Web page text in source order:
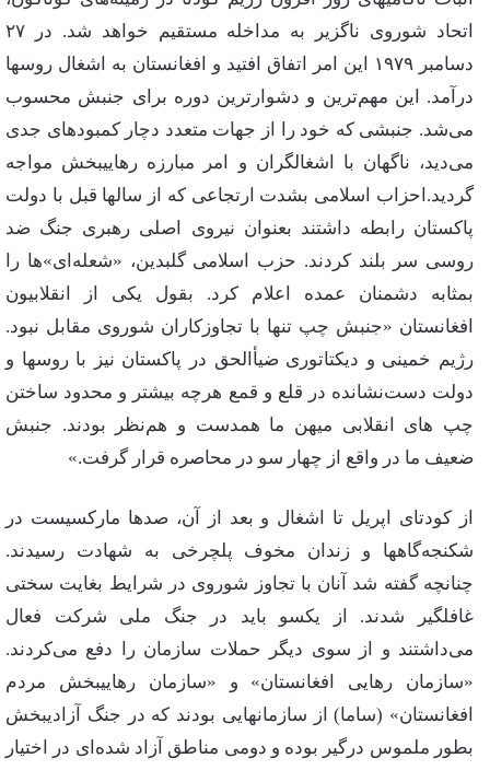
اتحاد شوروی‌ ناگزیر به‌ مداخله‌ مستقیم‌ خواهد شد. در ۲۷
دسامبر ۱۹۷۹ این‌ امر اتفاق‌ افتید و افغانستان‌ به‌ اشغال‌ روسها
درآمد. این‌ مهم‌ترین‌ و دشوارترین‌ دوره‌ برای‌ جنبش‌ محسوب‌
می‌شد. جنبشی‌ كه‌ خود را از جهات‌ متعدد دچار كمبودهای‌ جدی‌
می‌دید، ناگهان‌ با اشغالگران‌ و امر مبارزه‌ رهاییبخش‌ مواجه‌
گردید.احزاب‌ اسلامی‌ بشدت‌ ارتجاعی‌ كه‌ از سالها قبل‌ با دولت‌
پاكستان‌ رابطه‌ داشتند بعنوان‌ نیروی‌ اصلی‌ رهبری‌ جنگ‌ ضد
روسی‌ سر بلند كردند. حزب‌ اسلامی‌ گلبدین‌، «شعله‌ای‌»ها را
بمثابه‌ دشمنان‌ عمده‌ اعلام‌ كرد. بقول‌ یكی‌ از انقلابیون‌
افغانستان‌ «جنبش‌ چپ‌ تنها با تجاوزكاران‌ شوروی‌ مقابل‌ نبود.
رژیم‌ خمینی‌ و دیكتاتوری‌ ضیأالحق‌ در پاكستان‌ نیز با روسها و
دولت‌ دست‌نشانده‌ در قلع‌ و قمع‌ هرچه‌ بیشتر و محدود ساختن‌
چپ‌ های‌ انقلابی‌ میهن‌ ما همدست‌ و هم‌نظر بودند. جنبش‌
ضعیف‌ ما در واقع‌ از چهار سو در محاصره‌ قرار گرفت‌.»
از كودتای‌ اپریل‌ تا اشغال‌ و بعد از آن‌، صدها ماركسیست‌ در
شكنجه‌گاهها و زندان‌ مخوف‌ پلچرخی‌ به‌ شهادت‌ رسیدند.
چنانچه‌ گفته‌ شد آنان‌ با تجاوز شوروی‌ در شرایط‌ بغایت‌ سختی‌
غافلگیر شدند. از یكسو باید در جنگ‌ ملی‌ شركت‌ فعال‌
می‌داشتند و از سوی‌ دیگر حملات‌ سازمان‌ را دفع‌ می‌كردند.
«سازمان‌ رهایی‌ افغانستان‌» و «سازمان‌ رهاییبخش‌ مردم‌
افغانستان‌» (ساما) از سازمانهایی‌ بودند كه‌ در جنگ‌ آزادیبخش‌
بطور ملموس‌ درگیر بوده‌ و دومی‌ مناطق‌ آزاد شده‌ای‌ در اختیار